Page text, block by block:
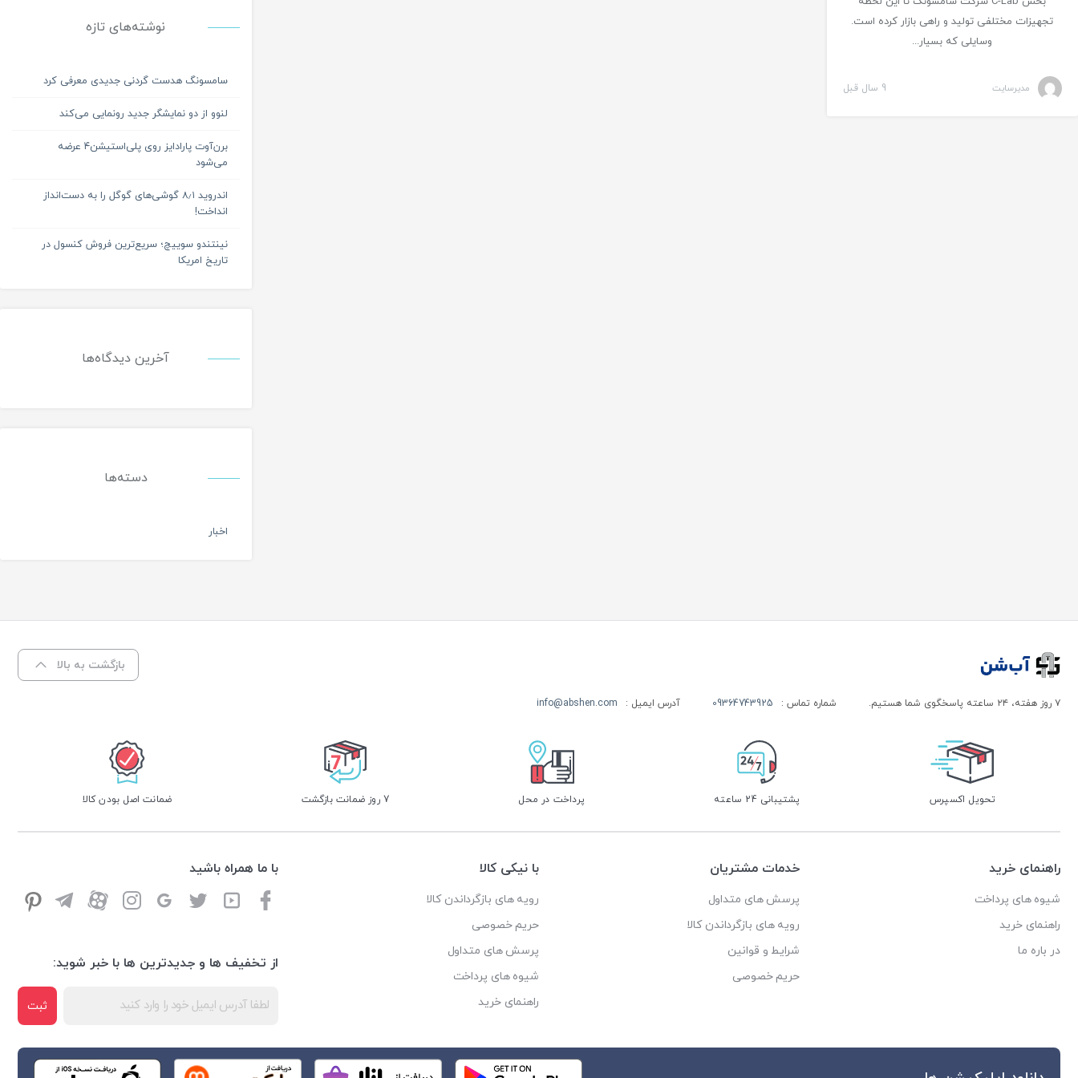
تجهیزات مختلفی تولید و راهی بازار کرده است.
وسایلی که بسیار...
مدیرسایت 9 سال قبل
نوشته‌های تازه
سامسونگ هدست گردنی جدیدی معرفی کرد
لنوو از دو نمایشگر جدید رونمایی می‌کند
برن‌آوت پارادایز روی پلی‌استیشن۴ عرضه
می‌شود
اندروید ۸٫۱ گوشی‌های گوگل را به دست‌انداز
انداخت!
نینتندو سوییچ؛ سریع‌ترین فروش کنسول در
تاریخ امریکا
آخرین دیدگاه‌ها
دسته‌ها
اخبار
بازگشت به بالا
۷ روز هفته، ۲۴ ساعته پاسخگوی شما هستیم. شماره تماس : 09364743925 آدرس ایمیل : info@abshen.com
تحویل اکسپرس پشتیبانی 24 ساعته پرداخت در محل 7 روز ضمانت بازگشت ضمانت اصل بودن کالا
راهنمای خرید
شیوه های پرداخت
راهنمای خرید
در باره ما
خدمات مشتریان
پرسش های متداول
رویه های بازگرداندن کالا
شرایط و قوانین
حریم خصوصی
با نیکی کالا
رویه های بازگرداندن کالا
حریم خصوصی
پرسش های متداول
شیوه های پرداخت
راهنمای خرید
از تخفیف ها و جدیدترین ها با خبر شوید:
ثبت
با ما همراه باشید